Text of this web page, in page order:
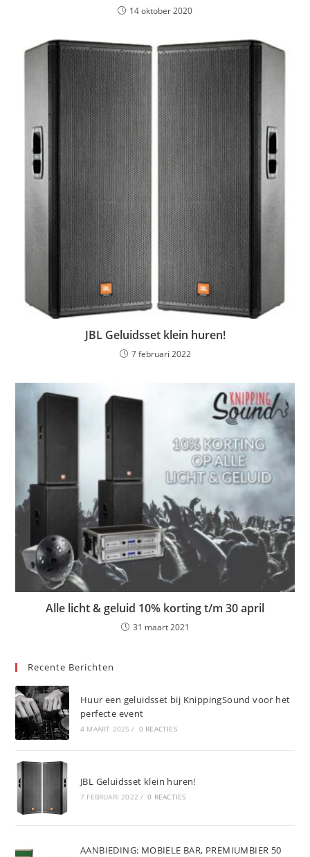
14 oktober 2020
JBL Geluidsset klein huren!
7 februari 2022
Alle licht & geluid 10% korting t/m 30 april
31 maart 2021
Recente Berichten
Huur een geluidsset bij KnippingSound voor het
perfecte event
4 MAART 2025 / 0 REACTIES
JBL Geluidsset klein huren!
7 FEBRUARI 2022 / 0 REACTIES
AANBIEDING: MOBIELE BAR, PREMIUMBIER 50